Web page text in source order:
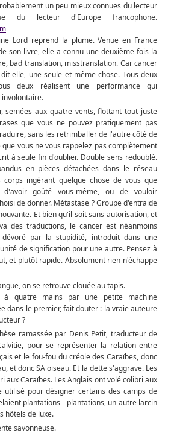
un peu mieux connues du lecteur
du lecteur d'Europe francophone.
Lord reprend la plume. Venue en France
son livre, elle a connu une deuxième fois la
bad translation, misstranslation. Car cancer
elle, une seule et même chose. Tous deux
deux réalisent une performance qui
semées aux quatre vents, flottant tout juste
que vous ne pouvez pratiquement pas
sans les retrimballer de l'autre côté de
vous ne vous rappelez pas complètement
à seule fin d'oublier. Double sens redoublé.
en pièces détachées dans le réseau
corps ingérant quelque chose de vous que
goûté vous-même, ou de vouloir
de donner. Métastase ? Groupe d'entraide
Et bien qu'il soit sans autorisation, et
des traductions, le cancer est néanmoins
par la stupidité, introduit dans une
de signification pour une autre. Pensez à
et plutôt rapide. Absolument rien n'échappe
on se retrouve clouée au tapis.
à quatre mains par une petite machine
dans le premier, fait douter : la vraie auteure
?
ramassée par Denis Petit, traducteur de
pour se représenter la relation entre
et le fou-fou du créole des Caraïbes, donc
et donc SA oiseau. Et la dette s'aggrave. Les
aux Caraïbes. Les Anglais ont volé colibri aux
utilisé pour désigner certains des camps de
plantations - plantations, un autre larcin
hôtels de luxe.
savonneuse.